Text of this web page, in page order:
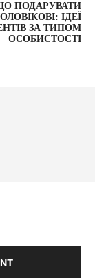
ПОДАРУВАТИ
ІДЕЇ
ЗА ТИПОМ
ОСОБИСТОСТІ